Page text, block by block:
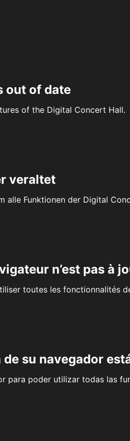
out of date
of the Digital Concert Hall.
veraltet
alle Funktionen der Digital
n’est pas à
toutes les fonctionnalités
su navegador
para poder utilizar todas las